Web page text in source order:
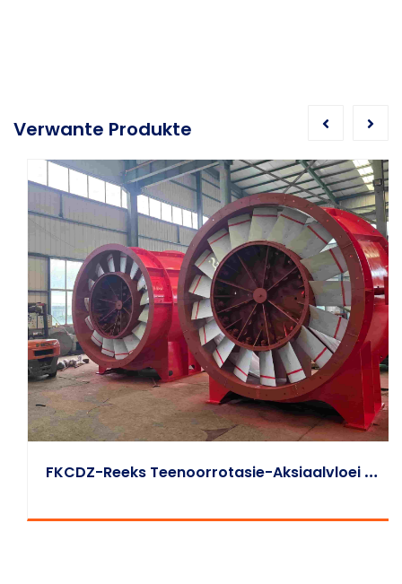
Verwante Produkte
F
KCDZ-Reeks Teenoorrotasie-Aksiaalvloei Myn-Uitlaatwaaiers